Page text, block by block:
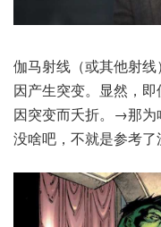
伽马射线（或其他射
因产生突变。显然，
因突变而夭折。→那为
没啥吧，不就是参考了